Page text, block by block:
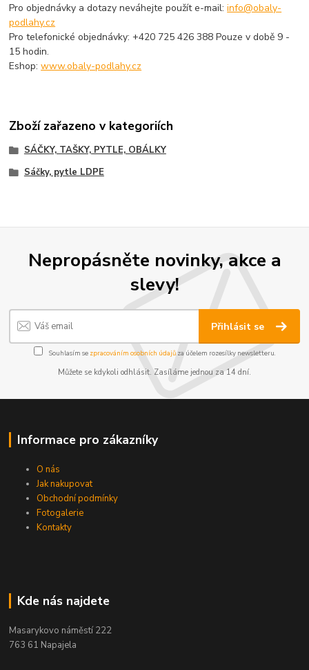
Pro objednávky a dotazy neváhejte použít e-mail:info@obaly-
podlahy.cz
Pro telefonické objednávky: +420 725 426 388 Pouze v době 9 -
15 hodin.
Eshop:www.obaly-podlahy.cz
Zboží zařazeno v kategoriích
SÁČKY, TAŠKY, PYTLE, OBÁLKY
Sáčky, pytle LDPE
Nepropásněte novinky, akce a
slevy!
Přihlásit se
Souhlasím se zpracováním osobních údajůza účelem rozesílky newsletteru.
Můžete se kdykoli odhlásit. Zasíláme jednou za 14 dní.
Informace pro zákazníky
O nás
Jak nakupovat
Obchodní podmínky
Fotogalerie
Kontakty
Kde nás najdete
Masarykovo náměstí 222
763 61 Napajela